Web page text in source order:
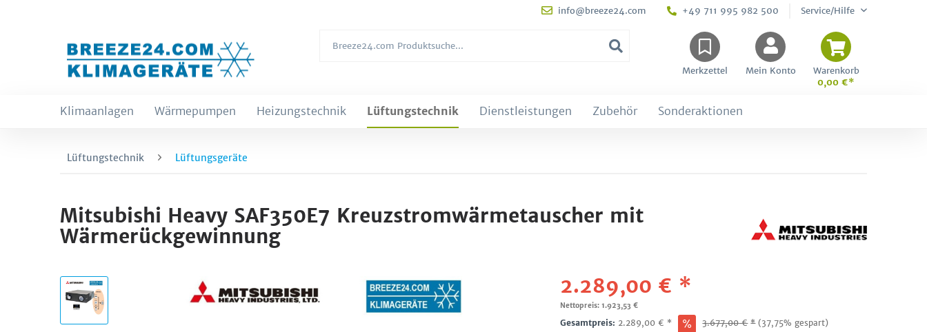
info@breeze24.com +49 711 995 982 500 Service/Hilfe
Merkzettel Mein Konto
Warenkorb
0,00 €*
Klimaanlagen Wärmepumpen Heizungstechnik Lüftungstechnik Dienstleistungen Zubehör Sonderaktionen
Lüftungstechnik Lüftungsgeräte
Mitsubishi Heavy SAF350E7 Kreuzstromwärmetauscher mit
Wärmerückgewinnung
2.289,00 € *
Nettopreis: 1.923,53 €
Gesamtpreis: 2.289,00 € * 3.677,00€ * (37,75% gespart)